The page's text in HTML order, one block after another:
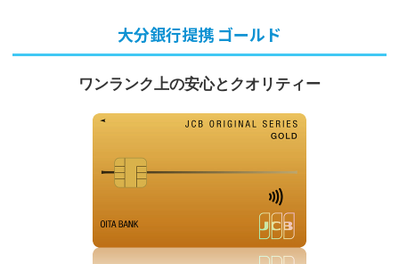
大分銀行提携 ゴールド
ワンランク上の安心とクオリティー